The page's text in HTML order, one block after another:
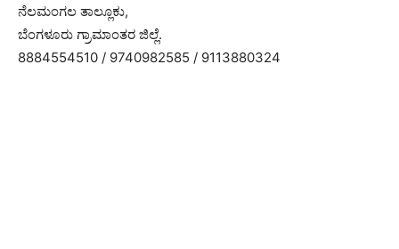
ನೆಲಮಂಗಲ ತಾಲ್ಲೂಕು,
ಬೆಂಗಳೂರು ಗ್ರಾಮಾಂತರ ಜಿಲ್ಲೆ.
8884554510 / 9740982585 / 9113880324